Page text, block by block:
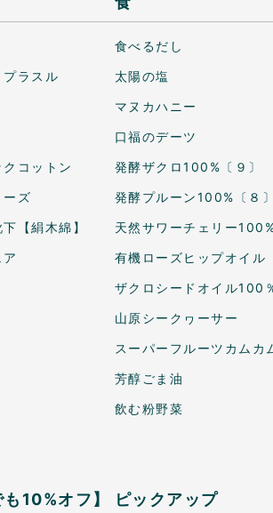
ラスル
コットン
ズ
【絹木綿】
食べるだし
太陽の塩
マヌカハニー
口福のデーツ
発酵ザクロ100%〔９〕
発酵プルーン100%〔８〕
天然サワーチェリー100%
有機ローズヒップオイル
ザクロシードオイル100
山原シークヮーサー
スーパーフルーツカムカ
芳醇ごま油
飲む粉野菜
10%オフ】 ピックアップ